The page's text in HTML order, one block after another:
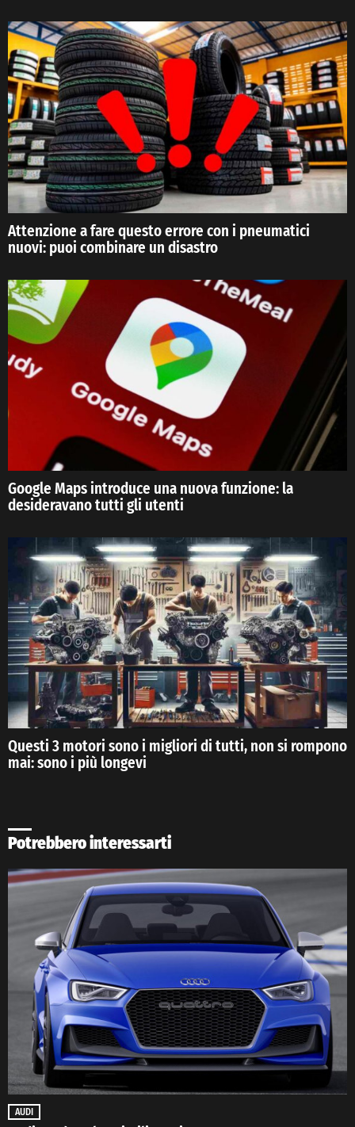
Attenzione a fare questo errore con i pneumatici
nuovi: puoi combinare un disastro
Google Maps introduce una nuova funzione: la
desideravano tutti gli utenti
Questi 3 motori sono i migliori di tutti, non si rompono
mai: sono i più longevi
Potrebbero interessarti
AUDI